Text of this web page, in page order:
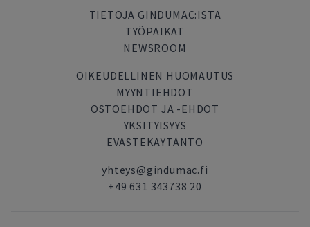
TIETOJA GINDUMAC:ISTA
TYÖPAIKAT
NEWSROOM
OIKEUDELLINEN HUOMAUTUS
MYYNTIEHDOT
OSTOEHDOT JA -EHDOT
YKSITYISYYS
EVASTEKAYTANTO
yhteys@gindumac.fi
+49 631 343738 20